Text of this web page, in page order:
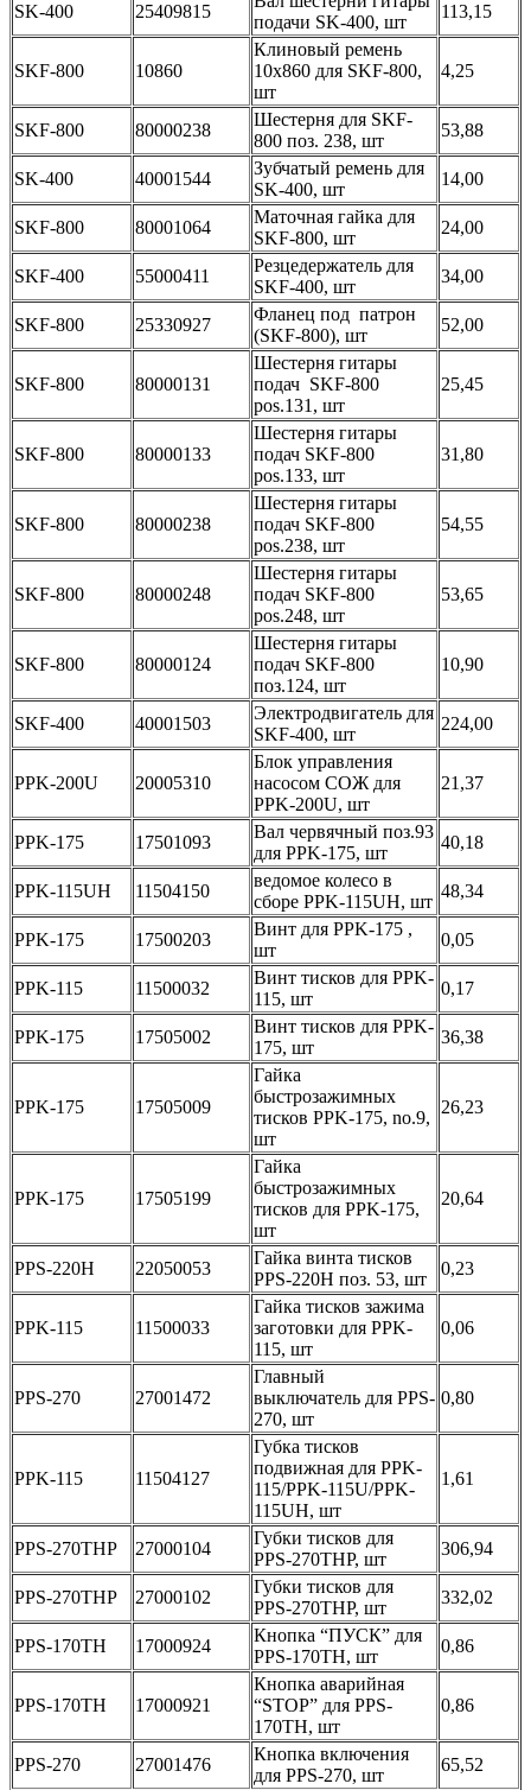
SK-400 25409815
подачи SK-400, шт
113,15
SKF-800 10860
Клиновый ремень
10х860 для SKF-800,
шт
4,25
SKF-800 80000238
Шестерня для SKF-
800 поз. 238, шт
53,88
SK-400 40001544
Зубчатый ремень для
SK-400, шт
14,00
SKF-800 80001064
Маточная гайка для
SKF-800, шт
24,00
SKF-400 55000411
Резцедержатель для
SKF-400, шт
34,00
SKF-800 25330927
Фланец под патрон
(SKF-800), шт
52,00
SKF-800 80000131
Шестерня гитары
подач SKF-800
pos.131, шт
25,45
SKF-800 80000133
Шестерня гитары
подач SKF-800
pos.133, шт
31,80
SKF-800 80000238
Шестерня гитары
подач SKF-800
pos.238, шт
54,55
SKF-800 80000248
Шестерня гитары
подач SKF-800
pos.248, шт
53,65
SKF-800 80000124
Шестерня гитары
подач SKF-800
поз.124, шт
10,90
SKF-400 40001503
Электродвигатель для
SKF-400, шт
224,00
PPK-200U 20005310
Блок управления
насосом СОЖ для
PPK-200U, шт
21,37
PPK-175 17501093
Вал червячный поз.93
для PPK-175, шт
40,18
PPK-115UH 11504150
ведомое колесо в
сборе PPK-115UH, шт
48,34
PPK-175 17500203
Винт для PPK-175 ,
шт
0,05
PPK-115 11500032
Винт тисков для PPK-
115, шт
0,17
PPK-175 17505002
Винт тисков для PPK-
175, шт
36,38
PPK-175 17505009
Гайка
быстрозажимных
тисков PPK-175, no.9,
шт
26,23
PPK-175 17505199
Гайка
быстрозажимных
тисков для PPK-175,
шт
20,64
PPS-220Н 22050053
Гайка винта тисков
PPS-220Н поз. 53, шт
0,23
PPK-115 11500033
Гайка тисков зажима
заготовки для PPK-
115, шт
0,06
PPS-270 27001472
Главный
выключатель для PPS-
270, шт
0,80
PPK-115 11504127
Губка тисков
подвижная для PPK-
115/PPK-115U/PPK-
115UH, шт
1,61
PPS-270THP 27000104
Губки тисков для
PPS-270THP, шт
306,94
PPS-270THP 27000102
Губки тисков для
PPS-270THP, шт
332,02
PPS-170TH 17000924
Кнопка “ПУСК” для
PPS-170TH, шт
0,86
PPS-170TH 17000921
Кнопка аварийная
“STOP” для PPS-
170TH, шт
0,86
PPS-270 27001476
Кнопка включения
для PPS-270, шт
65,52